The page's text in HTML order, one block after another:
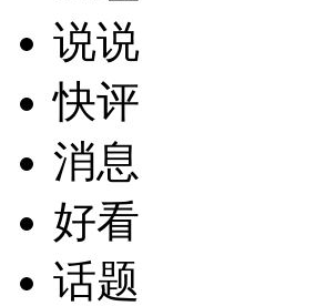
说说
快评
消息
好看
话题